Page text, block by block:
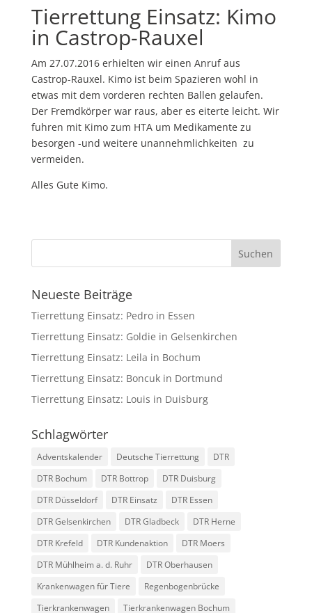
Tierrettung Einsatz: Kimo
in Castrop-Rauxel
Am 27.07.2016 erhielten wir einen Anruf aus
Castrop-Rauxel. Kimo ist beim Spazieren wohl in
etwas mit dem vorderen rechten Ballen gelaufen.
Der Fremdkörper war raus, aber es eiterte leicht. Wir
fuhren mit Kimo zum HTA um Medikamente zu
besorgen -und weitere unannehmlichkeiten zu
vermeiden.
Alles Gute Kimo.
Neueste Beiträge
Tierrettung Einsatz: Pedro in Essen
Tierrettung Einsatz: Goldie in Gelsenkirchen
Tierrettung Einsatz: Leila in Bochum
Tierrettung Einsatz: Boncuk in Dortmund
Tierrettung Einsatz: Louis in Duisburg
Schlagwörter
Adventskalender Deutsche Tierrettung
DTR
DTR Bochum
DTR Bottrop
DTR Duisburg
DTR Düsseldorf
DTR Einsatz
DTR Essen
DTR Gelsenkirchen
DTR Gladbeck
DTR Herne
DTR Krefeld
DTR Kundenaktion
DTR Moers
DTR Mühlheim a. d. Ruhr
DTR Oberhausen
Krankenwagen für Tiere
Regenbogenbrücke
Tierkrankenwagen
Tierkrankenwagen Bochum